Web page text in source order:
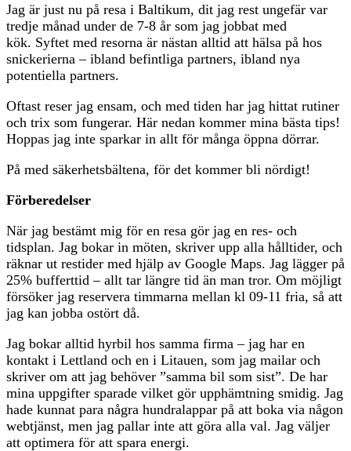
Jag är just nu på resa i Baltikum, dit jag rest ungefär var
tredje månad under de 7-8 år som jag jobbat med
kök. Syftet med resorna är nästan alltid att hälsa på hos
snickerierna – ibland befintliga partners, ibland nya
potentiella partners.
Oftast reser jag ensam, och med tiden har jag hittat rutiner
och trix som fungerar. Här nedan kommer mina bästa tips!
Hoppas jag inte sparkar in allt för många öppna dörrar.
På med säkerhetsbältena, för det kommer bli nördigt!
Förberedelser
När jag bestämt mig för en resa gör jag en res- och
tidsplan. Jag bokar in möten, skriver upp alla hålltider, och
räknar ut restider med hjälp av Google Maps. Jag lägger på
25% bufferttid – allt tar längre tid än man tror. Om möjligt
försöker jag reservera timmarna mellan kl 09-11 fria, så att
jag kan jobba ostört då.
Jag bokar alltid hyrbil hos samma firma – jag har en
kontakt i Lettland och en i Litauen, som jag mailar och
skriver om att jag behöver ”samma bil som sist”. De har
mina uppgifter sparade vilket gör upphämtning smidig. Jag
hade kunnat para några hundralappar på att boka via någon
webtjänst, men jag pallar inte att göra alla val. Jag väljer
att optimera för att spara energi.